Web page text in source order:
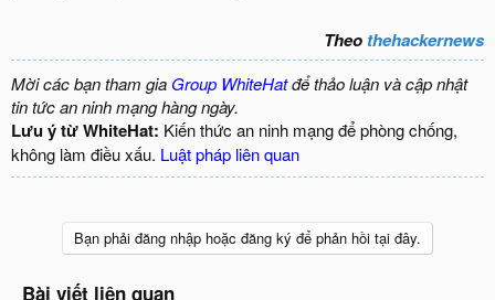
Theo thehackernews
Mời các bạn tham gia Group WhiteHatđể thảo luận và cập nhật
tin tức an ninh mạng hàng ngày.
Lưu ý từ WhiteHat: Kiến thức an ninh mạng để phòng chống,
không làm điều xấu. Luật pháp liên quan
Bạn phải đăng nhập hoặc đăng ký để phản hồi tại đây.
Bài viết liên quan